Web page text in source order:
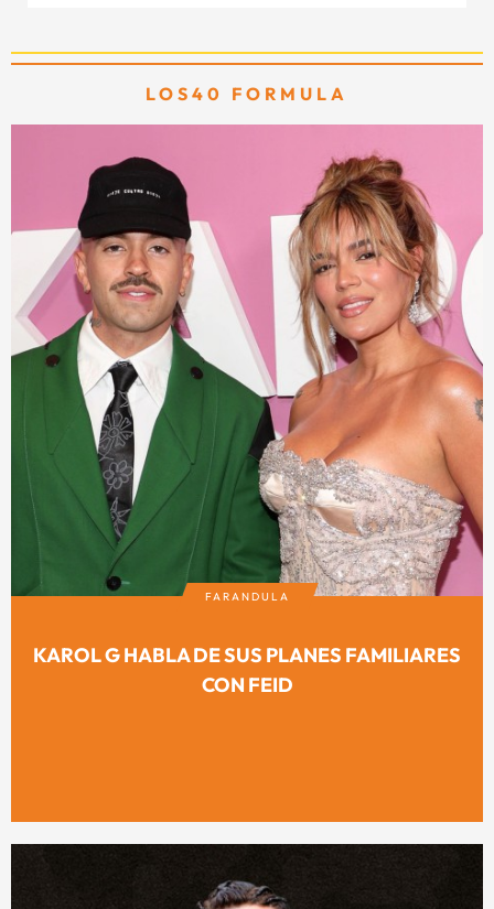
LOS40 FORMULA
FARANDULA
KAROL G HABLA DE SUS PLANES FAMILIARES
CON FEID